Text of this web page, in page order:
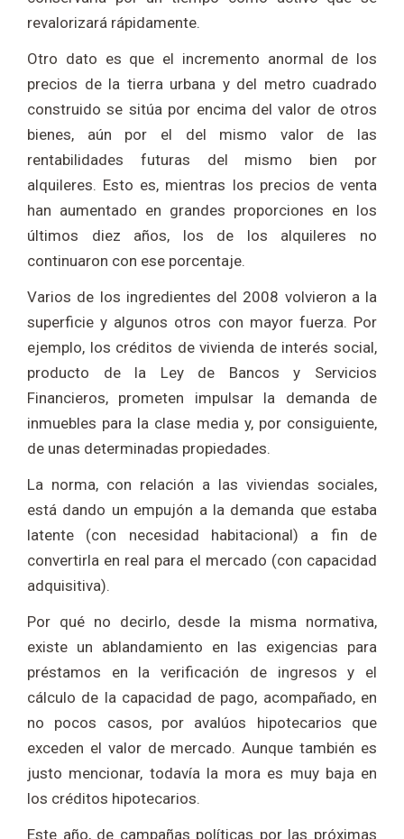
revalorizará rápidamente.
Otro dato es que el incremento anormal de los
precios de la tierra urbana y del metro cuadrado
construido se sitúa por encima del valor de otros
bienes, aún por el del mismo valor de las
rentabilidades futuras del mismo bien por
alquileres. Esto es, mientras los precios de venta
han aumentado en grandes proporciones en los
últimos diez años, los de los alquileres no
continuaron con ese porcentaje.
Varios de los ingredientes del 2008 volvieron a la
superficie y algunos otros con mayor fuerza. Por
ejemplo, los créditos de vivienda de interés social,
producto de la Ley de Bancos y Servicios
Financieros, prometen impulsar la demanda de
inmuebles para la clase media y, por consiguiente,
de unas determinadas propiedades.
La norma, con relación a las viviendas sociales,
está dando un empujón a la demanda que estaba
latente (con necesidad habitacional) a fin de
convertirla en real para el mercado (con capacidad
adquisitiva).
Por qué no decirlo, desde la misma normativa,
existe un ablandamiento en las exigencias para
préstamos en la verificación de ingresos y el
cálculo de la capacidad de pago, acompañado, en
no pocos casos, por avalúos hipotecarios que
exceden el valor de mercado. Aunque también es
justo mencionar, todavía la mora es muy baja en
los créditos hipotecarios.
Este año, de campañas políticas por las próximas